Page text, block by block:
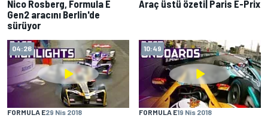
Nico Rosberg, Formula E
Gen2 aracını Berlin'de
sürüyor
Araç üstü özeti| Paris E-Prix
04:26
FORMULA E29 Nis 2018
10:49
FORMULA E19 Nis 2018